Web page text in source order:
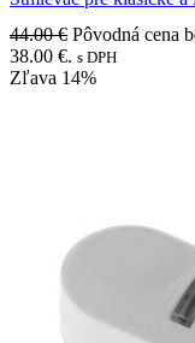
44.00€ Pôvodná cena
38.00 €. s DPH
Zľava 14%